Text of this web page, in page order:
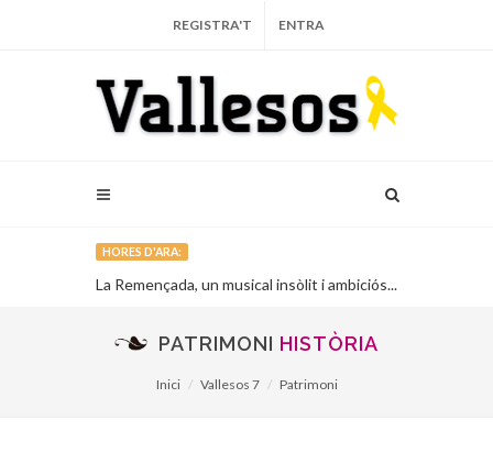
REGISTRA'T ENTRA
HORES D'ARA:
La Remençada, un musical insòlit i ambiciós...
PATRIMONI HISTÒRIA
Inici Vallesos 7 Patrimoni